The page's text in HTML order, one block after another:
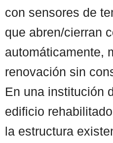
con sensores de
que abren/cierran
automáticamente,
renovación sin
En una institución
edificio
la estructura